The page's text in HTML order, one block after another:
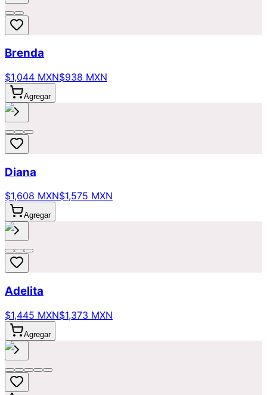
Brenda
$1,044 MXN$938 MXN
Agregar
Diana
$1,608 MXN$1,575 MXN
Agregar
Adelita
$1,445 MXN$1,373 MXN
Agregar